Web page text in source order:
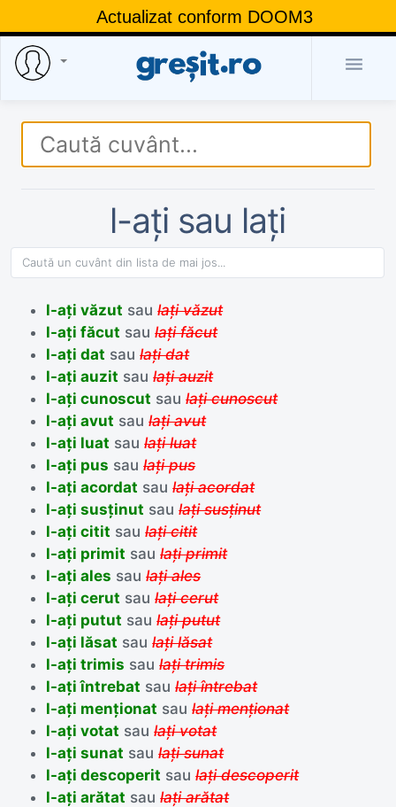
Actualizat conform DOOM3

l-ați sau lați
l-ați văzut saulați văzut
l-ați făcut saulați făcut
l-ați dat saulați dat
l-ați auzit saulați auzit
l-ați cunoscut saulați cunoscut
l-ați avut saulați avut
l-ați luat saulați luat
l-ați pus saulați pus
l-ați acordat saulați acordat
l-ați susținut saulați susținut
l-ați citit saulați citit
l-ați primit saulați primit
l-ați ales saulați ales
l-ați cerut saulați cerut
l-ați putut saulați putut
l-ați lăsat saulați lăsat
l-ați trimis saulați trimis
l-ați întrebat saulați întrebat
l-ați menționat saulați menționat
l-ați votat saulați votat
l-ați sunat saulați sunat
l-ați descoperit saulați descoperit
l-ați arătat saulați arătat